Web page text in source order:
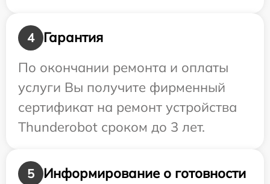
4
Гарантия
По окончании ремонта и оплаты
услуги Вы получите фирменный
сертификат на ремонт устройства
Thunderobot сроком до 3 лет.
5
Информирование о готовности